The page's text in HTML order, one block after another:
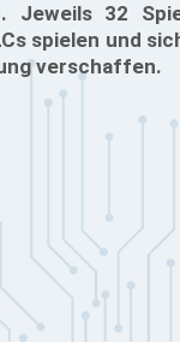
Jeweils 32
spielen und
verschaffen.